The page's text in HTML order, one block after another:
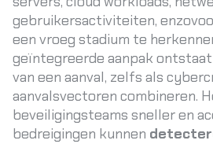
gebruikersactiviteiten,
een vroeg stadium te
geïntegreerde aanpak
van een aanval, zelfs als
aanvalsvectoren combineren.
beveiligingsteams sneller en
bedreigingen kunnen